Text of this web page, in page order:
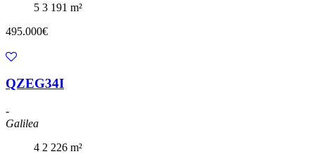
5 3 191 m²
495.000€
QZEG34I
-
Galilea
4 2 226 m²